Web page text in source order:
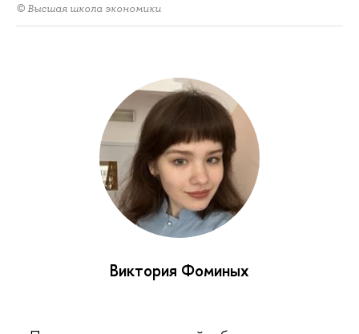
© Высшая школа экономики
Виктория Фоминых